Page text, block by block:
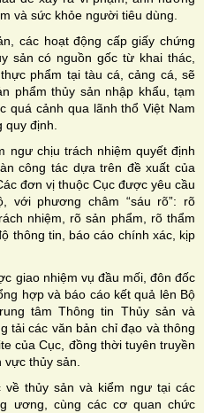
và sức khỏe người tiêu dùng.
các hoạt động cấp giấy chứng
sản có nguồn gốc từ khai thác,
phẩm tại tàu cá, cảng cá, sẽ
phẩm thủy sản nhập khẩu, tạm
quá cảnh qua lãnh thổ Việt Nam
định.
ngư chịu trách nhiệm quyết định
công tác dựa trên đề xuất của
đơn vị thuộc Cục được yêu cầu
với phương châm “sáu rõ”: rõ
nhiệm, rõ sản phẩm, rõ thẩm
thông tin, báo cáo chính xác, kịp
giao nhiệm vụ đầu mối, đôn đốc
hợp và báo cáo kết quả lên Bộ
tâm Thông tin Thủy sản và
tải các văn bản chỉ đạo và thông
của Cục, đồng thời tuyên truyền
thủy sản.
thủy sản và kiểm ngư tại các
ương, cùng các cơ quan chức